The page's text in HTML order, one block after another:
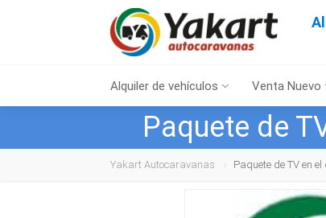
Alquiler de vehículos Venta Nuevo
Paquete de
Yakart Autocaravanas Paquete de TV en